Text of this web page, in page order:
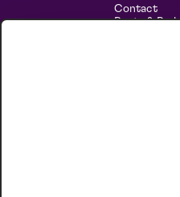
Contact
Route &
Duurzaam